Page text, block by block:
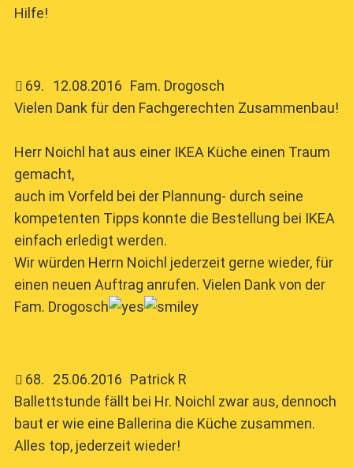
Hilfe!
69. 12.08.2016 Fam. Drogosch
Vielen Dank für den Fachgerechten Zusammenbau!
Herr Noichl hat aus einer IKEA Küche einen Traum
gemacht,
auch im Vorfeld bei der Plannung- durch seine
kompetenten Tipps konnte die Bestellung bei IKEA
einfach erledigt werden.
Wir würden Herrn Noichl jederzeit gerne wieder, für
einen neuen Auftrag anrufen. Vielen Dank von der
Fam. Drogosch
68. 25.06.2016 Patrick R
Ballettstunde fällt bei Hr. Noichl zwar aus, dennoch
baut er wie eine Ballerina die Küche zusammen.
Alles top, jederzeit wieder!